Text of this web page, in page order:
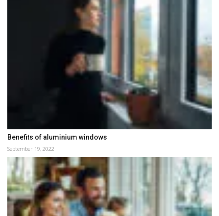
Benefits of aluminium windows
September 19, 2022